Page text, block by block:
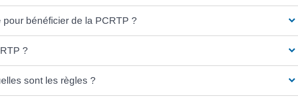
bénéficier de la PCRTP ?
?
sont les règles ?